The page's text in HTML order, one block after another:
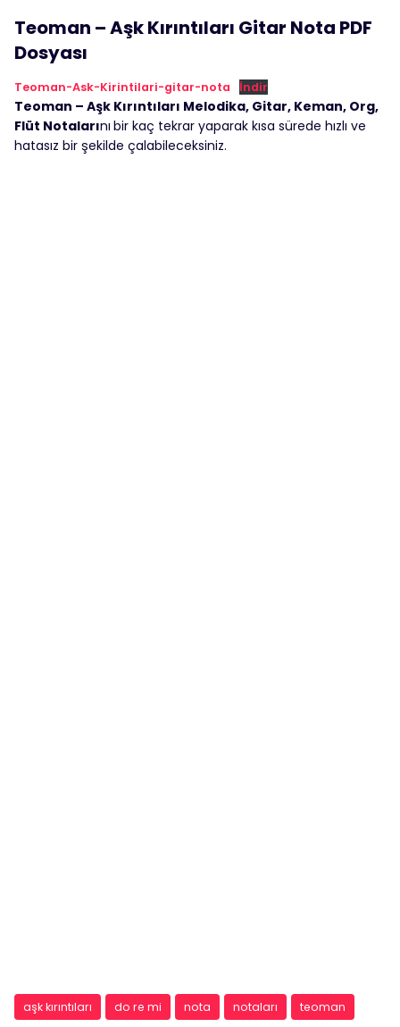
Teoman – Aşk Kırıntıları Gitar Nota PDF
Dosyası
Teoman-Ask-Kirintilari-gitar-nota İndir
Teoman – Aşk Kırıntıları Melodika, Gitar, Keman, Org,
Flüt Notalarını bir kaç tekrar yaparak kısa sürede hızlı ve
hatasız bir şekilde çalabileceksiniz.
aşk kırıntıları do re mi nota notaları teoman